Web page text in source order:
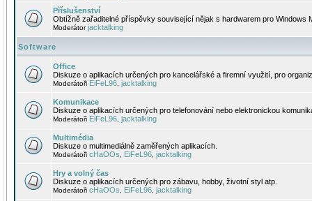
Příslušenství
Obtížně zařaditelné příspěvky související nějak s hardwarem pro Windows
Moderátorjacktalking
Software
Office
Diskuze o aplikacích určených pro kancelářské a firemní využití, pro
Moderátoři EiFeL96 jacktalking
Komunikace
Diskuze o aplikacích určených pro telefonování nebo elektronickou
Moderátoři EiFeL96 jacktalking
Multimédia
Diskuze o multimediálně zaměřených aplikacích.
Moderátoři cHaOOs EiFeL96 jacktalking
Hry a volný čas
Diskuze o aplikacích určených pro zábavu, hobby, životní styl atp.
Moderátoři cHaOOs EiFeL96 jacktalking